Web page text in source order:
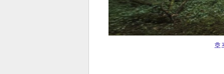
페이 트위 밴드 네이
댓글
호